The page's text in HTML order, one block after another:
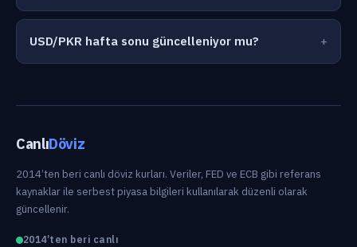
USD/PKR hafta sonu güncelleniyor mu?
CanlıDöviz
2014’ten beri canlı döviz kurları. Veriler, FED ve ECB gibi referans
kaynaklar ile serbest piyasa bilgileri kullanılarak düzenli olarak
güncellenir.
2014’ten beri canlı